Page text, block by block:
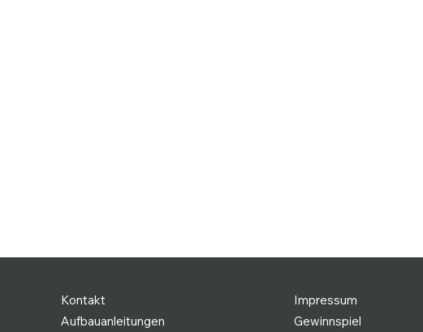
Kontakt
Aufbauanleitungen
Impressum
Gewinnspiel